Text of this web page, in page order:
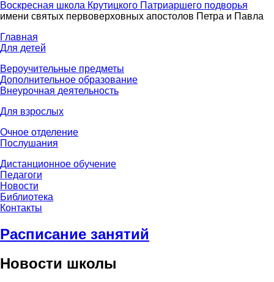
Воскресная школа Крутицкого Патриаршего подворья
имени святых первоверховных апостолов Петра и Павла
Главная
Для детей
Вероучительные предметы
Дополнительное образование
Внеурочная деятельность
Для взрослых
Очное отделение
Послушания
Дистанционное обучение
Педагоги
Новости
Библиотека
Контакты
Расписание занятий
Новости школы